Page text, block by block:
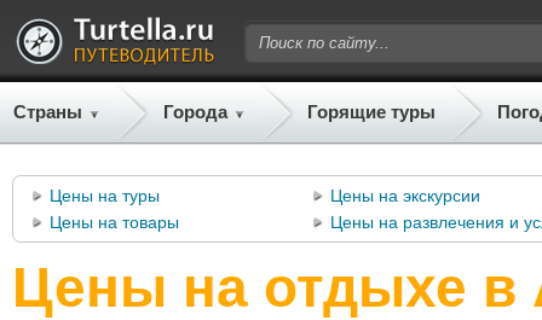
Страны Города Горящие туры
Цены на туры
Цены на экскурсии
Цены на товары
Цены на развлечения и
Цены на отдыхе в